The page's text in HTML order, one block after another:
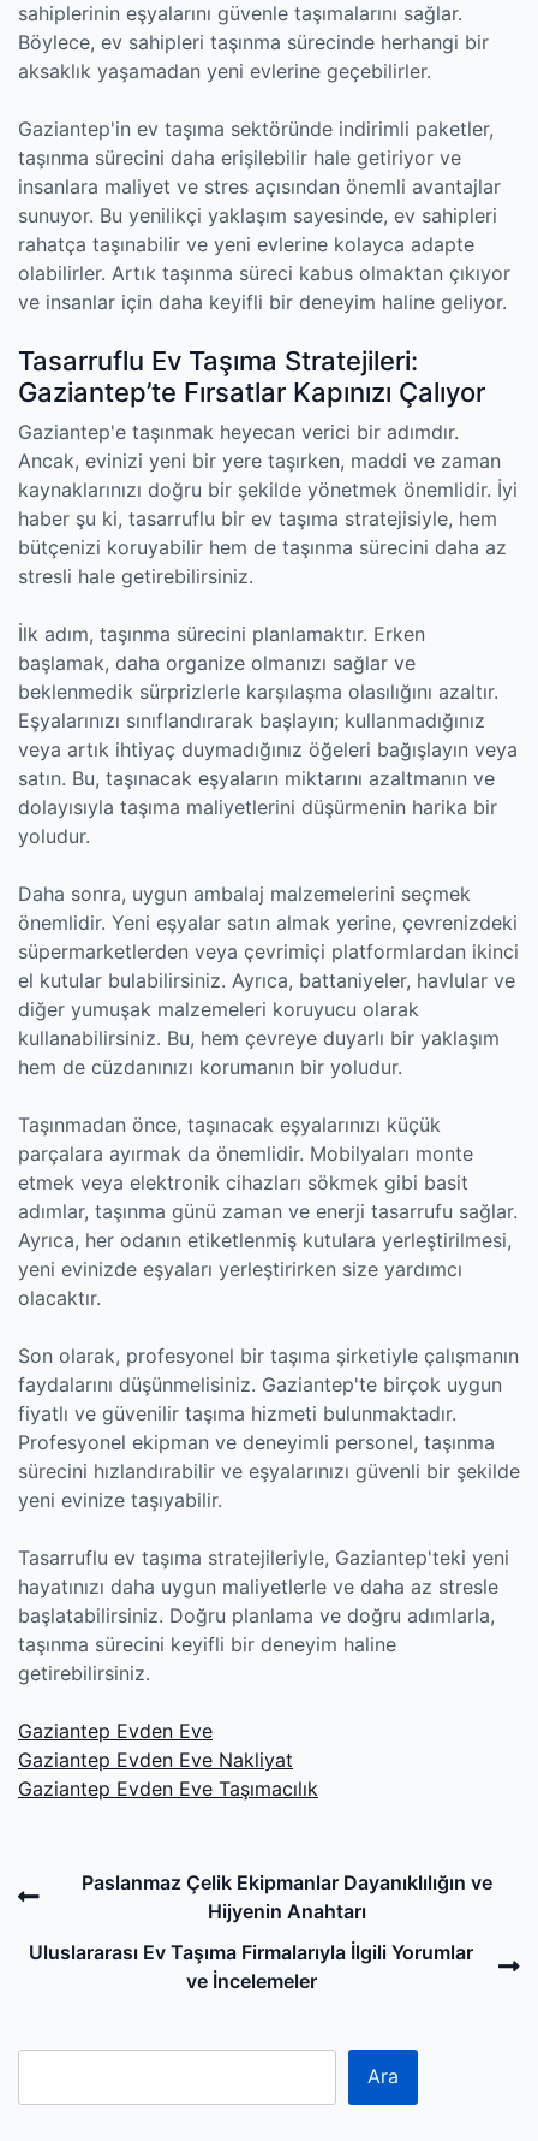
sahiplerinin eşyalarını güvenle taşımalarını sağlar.
Böylece, ev sahipleri taşınma sürecinde herhangi bir
aksaklık yaşamadan yeni evlerine geçebilirler.
Gaziantep'in ev taşıma sektöründe indirimli paketler,
taşınma sürecini daha erişilebilir hale getiriyor ve
insanlara maliyet ve stres açısından önemli avantajlar
sunuyor. Bu yenilikçi yaklaşım sayesinde, ev sahipleri
rahatça taşınabilir ve yeni evlerine kolayca adapte
olabilirler. Artık taşınma süreci kabus olmaktan çıkıyor
ve insanlar için daha keyifli bir deneyim haline geliyor.
Tasarruflu Ev Taşıma Stratejileri:
Gaziantep’te Fırsatlar Kapınızı Çalıyor
Gaziantep'e taşınmak heyecan verici bir adımdır.
Ancak, evinizi yeni bir yere taşırken, maddi ve zaman
kaynaklarınızı doğru bir şekilde yönetmek önemlidir. İyi
haber şu ki, tasarruflu bir ev taşıma stratejisiyle, hem
bütçenizi koruyabilir hem de taşınma sürecini daha az
stresli hale getirebilirsiniz.
İlk adım, taşınma sürecini planlamaktır. Erken
başlamak, daha organize olmanızı sağlar ve
beklenmedik sürprizlerle karşılaşma olasılığını azaltır.
Eşyalarınızı sınıflandırarak başlayın; kullanmadığınız
veya artık ihtiyaç duymadığınız öğeleri bağışlayın veya
satın. Bu, taşınacak eşyaların miktarını azaltmanın ve
dolayısıyla taşıma maliyetlerini düşürmenin harika bir
yoludur.
Daha sonra, uygun ambalaj malzemelerini seçmek
önemlidir. Yeni eşyalar satın almak yerine, çevrenizdeki
süpermarketlerden veya çevrimiçi platformlardan ikinci
el kutular bulabilirsiniz. Ayrıca, battaniyeler, havlular ve
diğer yumuşak malzemeleri koruyucu olarak
kullanabilirsiniz. Bu, hem çevreye duyarlı bir yaklaşım
hem de cüzdanınızı korumanın bir yoludur.
Taşınmadan önce, taşınacak eşyalarınızı küçük
parçalara ayırmak da önemlidir. Mobilyaları monte
etmek veya elektronik cihazları sökmek gibi basit
adımlar, taşınma günü zaman ve enerji tasarrufu sağlar.
Ayrıca, her odanın etiketlenmiş kutulara yerleştirilmesi,
yeni evinizde eşyaları yerleştirirken size yardımcı
olacaktır.
Son olarak, profesyonel bir taşıma şirketiyle çalışmanın
faydalarını düşünmelisiniz. Gaziantep'te birçok uygun
fiyatlı ve güvenilir taşıma hizmeti bulunmaktadır.
Profesyonel ekipman ve deneyimli personel, taşınma
sürecini hızlandırabilir ve eşyalarınızı güvenli bir şekilde
yeni evinize taşıyabilir.
Tasarruflu ev taşıma stratejileriyle, Gaziantep'teki yeni
hayatınızı daha uygun maliyetlerle ve daha az stresle
başlatabilirsiniz. Doğru planlama ve doğru adımlarla,
taşınma sürecini keyifli bir deneyim haline
getirebilirsiniz.
Gaziantep Evden Eve
Gaziantep Evden Eve Nakliyat
Gaziantep Evden Eve Taşımacılık
PreviousPaslanmaz Çelik Ekipmanlar Dayanıklılığın ve
Hijyenin Anahtarı
Uluslararası Ev Taşıma Firmalarıyla İlgili Yorumlar
ve İncelemeler
Ara